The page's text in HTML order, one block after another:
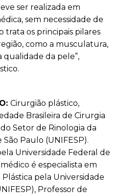
ser realizada em
sem necessidade de
trata os principais pilares
como a musculatura,
qualidade da pele”,
: Cirurgião plástico,
Brasileira de Cirurgia
Setor de Rinologia da
Paulo (UNIFESP).
Universidade Federal de
é especialista em
pela Universidade
Professor de